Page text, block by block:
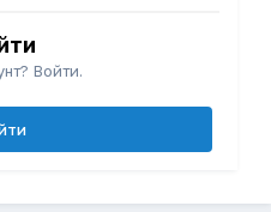
Войти.